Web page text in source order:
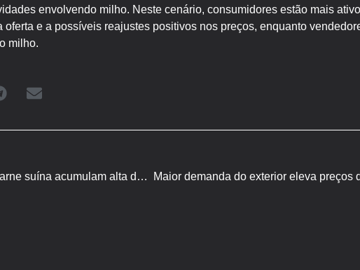
envolvendo milho. Neste cenário, consumidores estão mais
e a possíveis reajustes positivos nos preços, enquanto
milho.
Embarques brasileiros de carne suína acumulam alta de 9,6% em 2023
Maior demanda do exterior eleva preços